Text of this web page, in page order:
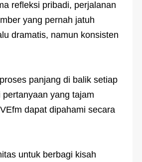
refleksi pribadi, perjalanan
yang pernah jatuh
dramatis, namun konsisten
panjang di balik setiap
yang tajam
dapat dipahami secara
untuk berbagi kisah